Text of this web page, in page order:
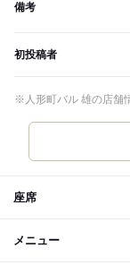
備考
初投稿者
※人形町バル 雄の店舗
座席
メニュー